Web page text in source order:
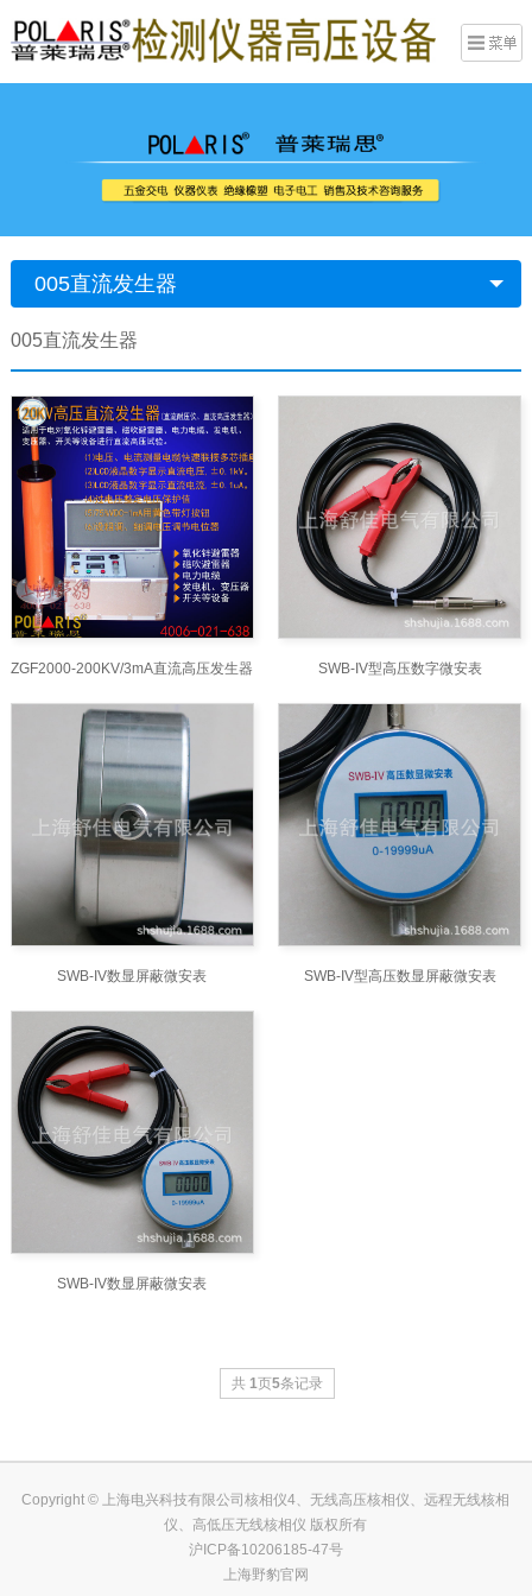
005直流发生器
005直流发生器
ZGF2000-200KV/3mA直流高压发生器 SWB-IV型高压数字微安表
SWB-IV数显屏蔽微安表 SWB-IV型高压数显屏蔽微安表
SWB-IV数显屏蔽微安表
共1页5条记录
Copyright © 上海电兴科技有限公司核相仪4、无线高压核相仪、远程无线核相
仪、高低压无线核相仪 版权所有
沪ICP备10206185-47号
上海野豹官网